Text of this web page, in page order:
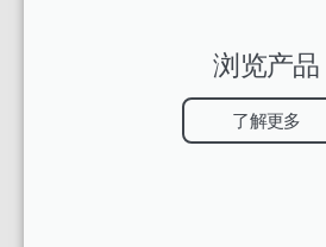
浏览产品
了解更多